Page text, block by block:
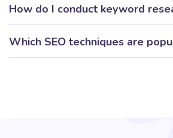
How do I conduct keyword
Which SEO techniques are